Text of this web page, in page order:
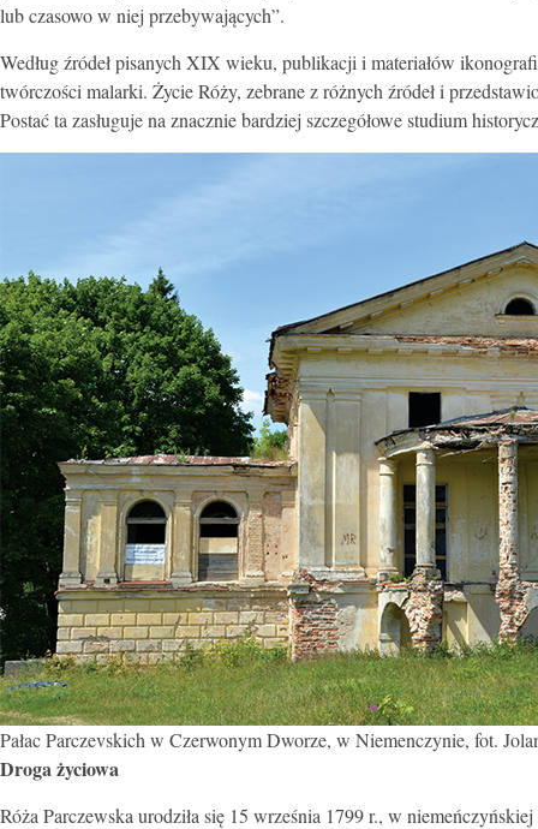
lub czasowo w niej przebywających”.
Według źródeł pisanych XIX wieku, publikacji i materiałów
twórczości malarki. Życie Róży, zebrane z różnych źródeł i
Postać ta zasługuje na znacznie bardziej szczegółowe studium
Pałac Parczevskich w Czerwonym Dworze, w Niemenczynie, fot.
Droga życiowa
Róża Parczewska urodziła się 15 września 1799 r., w